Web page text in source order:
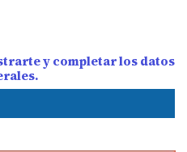
y completar los datos